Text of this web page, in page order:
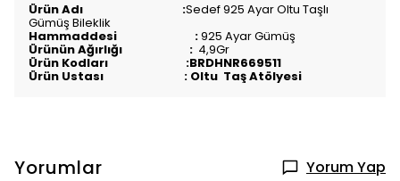
Ürün Adı :Sedef925 Ayar Oltu Taşlı
Gümüş Bileklik
Hammaddesi :925 Ayar Gümüş
Ürünün Ağırlığı : 4,9Gr
Ürün Kodları :BRDHNR669511
Ürün Ustası : Oltu Taş Atölyesi
Yorumlar Yorum Yap